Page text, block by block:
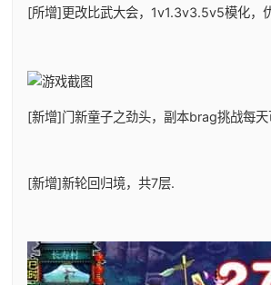
[所增]更改比武大会，1v1.3v3.5v5模化，
[新增]门新童子之劲头，副本brag挑战每天
[新增]新轮回归境，共7层.